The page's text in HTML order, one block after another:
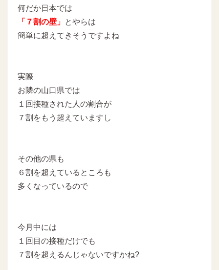
何だか日本では
「７割の壁」 とやらは
簡単に超えてきそうですよね
実際
お隣の山口県では
１回接種された人の割合が
７割をもう超えていますし
その他の県も
６割を超えているところも
多くなっているので
今月中には
１回目の接種だけでも
７割を超えるんじゃないですかね?